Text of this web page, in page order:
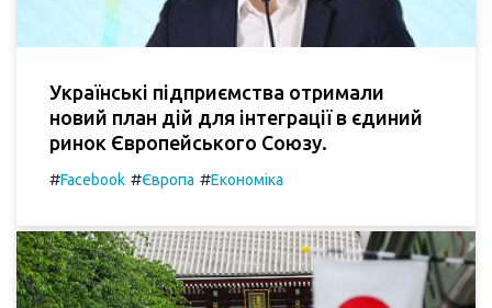
Українські підприємства отримали
новий план дій для інтеграції в єдиний
ринок Європейського Союзу.
#Facebook #Європа #Економіка